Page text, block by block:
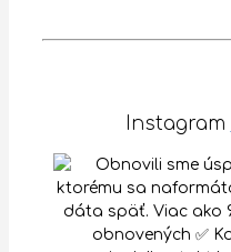
Instagram